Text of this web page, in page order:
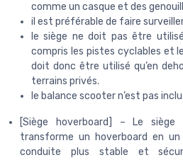
comme un casque et des
il est préférable de faire
le siège ne doit pas être
compris les pistes cyclables et
doit donc être utilisé qu’en
terrains privés.
le balance scooter n’est pas
[Siège hoverboard] – Le siège
transforme un hoverboard en
conduite plus stable et